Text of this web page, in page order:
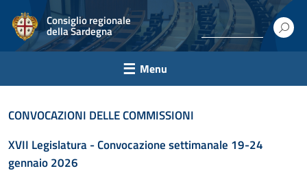
Consiglio regionale
della Sardegna
Menu
CONVOCAZIONI DELLE COMMISSIONI
XVII Legislatura - Convocazione settimanale 19-24
gennaio 2026